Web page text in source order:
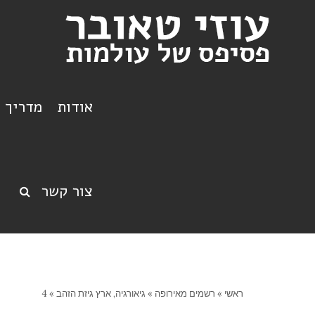
אודות מדריך
צור קשר
ראשי » רשמים מאירופה » גיאורגיה, ארץ גיזת הזהב »
4